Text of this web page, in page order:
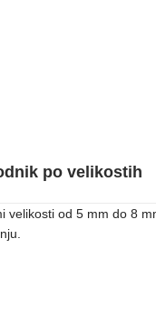
po velikostih
od 5 mm do 8